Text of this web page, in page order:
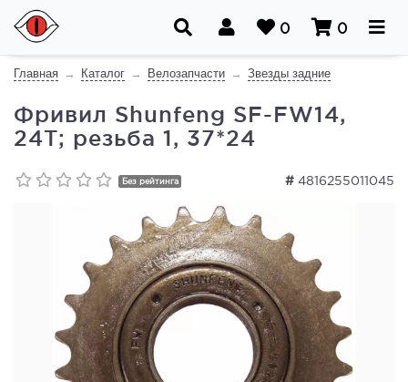
0 0
Главная Каталог Велозапчасти Звезды задние
Фривил Shunfeng SF-FW14,
24T; резьба 1, 37*24
# 4816255011045
Без рейтинга